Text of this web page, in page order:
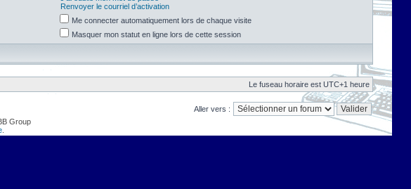
Renvoyer le courriel d’activation
Me connecter automatiquement lors de chaque visite
Masquer mon statut en ligne lors de cette session
Le fuseau horaire est UTC+1 heure
Aller vers :
Group
.